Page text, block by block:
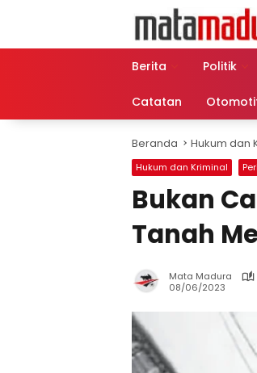
Berita
Politik
Catatan
Beranda Hukum dan
Hukum dan Kriminal
Bukan
Tanah
Mata Madura
08/06/2023